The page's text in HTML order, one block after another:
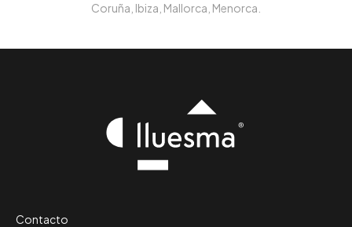
Coruña, Ibiza, Mallorca, Menorca.
Contacto